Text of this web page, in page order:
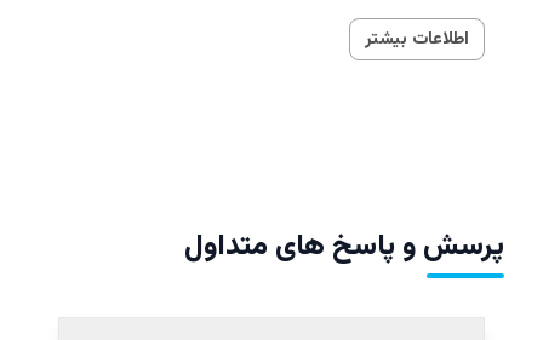
اطلاعات بیشتر
پرسش و پاسخ های متداول